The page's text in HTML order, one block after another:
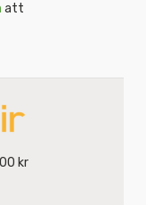
att
kr